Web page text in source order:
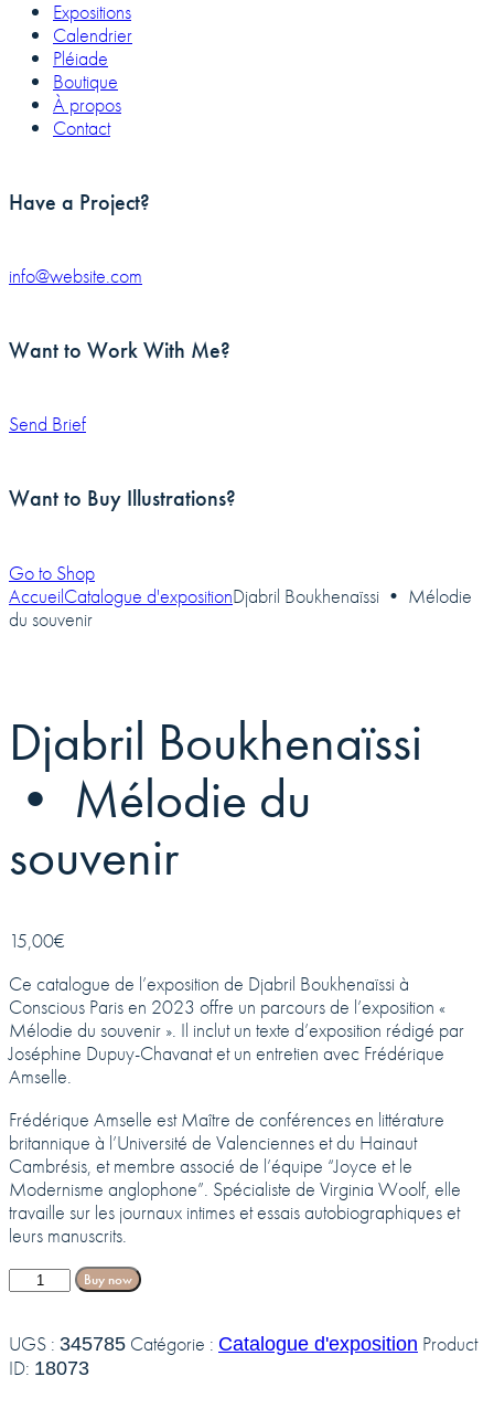
Expositions
Calendrier
Pléiade
Boutique
À propos
Contact
Have a Project?
info@website.com
Want to Work With Me?
Send Brief
Want to Buy Illustrations?
Go to Shop
AccueilCatalogue d'expositionDjabril Boukhenaïssi • Mélodie
du souvenir
Djabril Boukhenaïssi
• Mélodie du
souvenir
15,00€
Ce catalogue de l’exposition de Djabril Boukhenaïssi à
Conscious Paris en 2023 offre un parcours de l’exposition «
Mélodie du souvenir ». Il inclut un texte d’exposition rédigé par
Joséphine Dupuy-Chavanat et un entretien avec Frédérique
Amselle.
Frédérique Amselle est Maître de conférences en littérature
britannique à l’Université de Valenciennes et du Hainaut
Cambrésis, et membre associé de l’équipe “Joyce et le
Modernisme anglophone”. Spécialiste de Virginia Woolf, elle
travaille sur les journaux intimes et essais autobiographiques et
leurs manuscrits.
Buy now
UGS : 345785 Catégorie : Catalogue d'exposition Product
ID: 18073